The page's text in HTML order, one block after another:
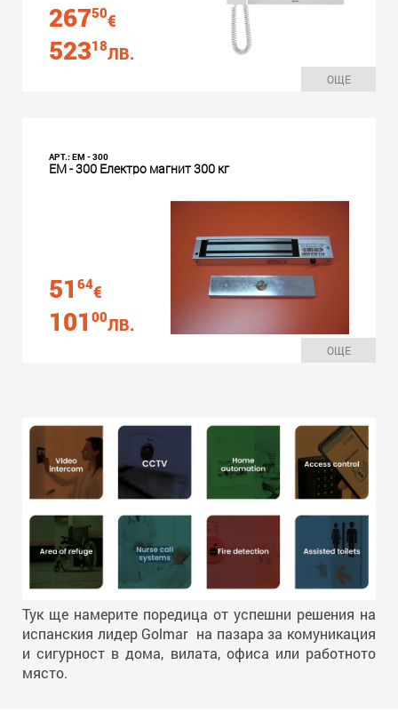
Тук ще намерите поредица от успешни решения на
испанския лидер Golmar на пазара за комуникация
и сигурност в дома, вилата, офиса или работното
място.
26750€
52318ЛВ.
ОЩЕ
АРТ.: EM - 300
EM - 300 Електро магнит 300 кг
51 64€
101 00ЛВ.
ОЩЕ